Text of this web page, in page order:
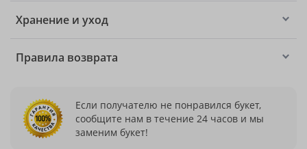
Хранение и уход
Правила возврата
Если получателю не понравился букет,
сообщите нам в течение 24 часов и мы
заменим букет!